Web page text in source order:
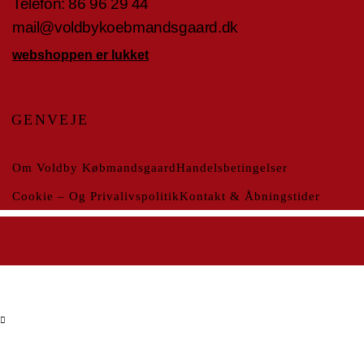
Telefon: 86 96 29 44
mail@voldbykoebmandsgaard.dk
webshoppen er lukket
GENVEJE
Om Voldby KøbmandsgaardHandelsbetingelser
Cookie – Og PrivalivspolitikKontakt & Åbningstider